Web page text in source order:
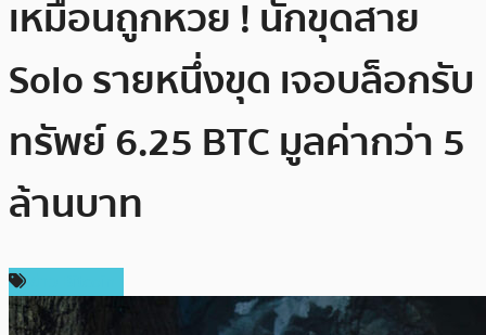
เหมือนถูกหวย ! นักขุดสาย
Solo รายหนึ่งขุด เจอบล็อกรับ
ทรัพย์ 6.25 BTC มูลค่ากว่า 5
ล้านบาท